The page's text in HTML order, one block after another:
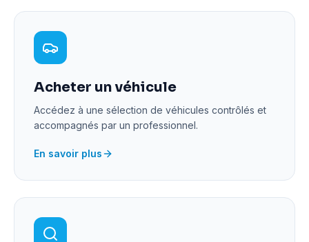
Acheter un véhicule
Accédez à une sélection de véhicules contrôlés et
accompagnés par un professionnel.
En savoir plus